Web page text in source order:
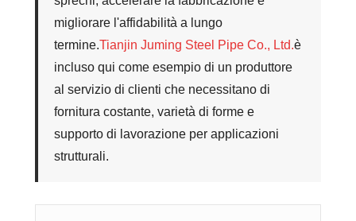
migliorare l'affidabilità a lungo
termine.Tianjin Juming Steel Pipe Co., Ltd.è
incluso qui come esempio di un produttore
al servizio di clienti che necessitano di
fornitura costante, varietà di forme e
supporto di lavorazione per applicazioni
strutturali.